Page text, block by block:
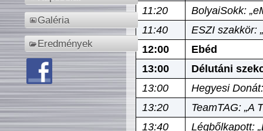
Galéria
Eredmények
11:20
BolyaiSokk:
11:40
ESZI szakkör:
12:00
Ebéd
13:00
Délutáni
13:00
Hegyesi
13:20
TeamTAG: „A
13:40
Légbőlkapott: